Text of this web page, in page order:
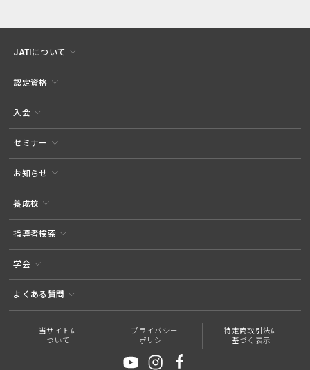
JATIについて
認定資格
入会
セミナー
お知らせ
養成校
指導者検索
学会
よくある質問
当サイトに
ついて
プライバシー
ポリシー
特定商取引法に
基づく表示